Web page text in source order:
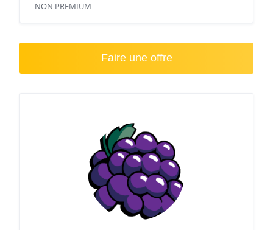
NON PREMIUM
Faire une offre